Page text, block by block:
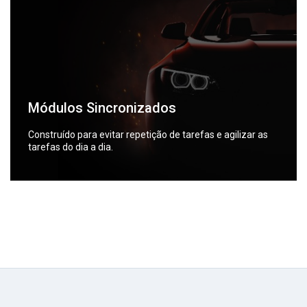
Módulos Sincronizados
Construído para evitar repetição de tarefas e agilizar as
tarefas do dia a dia.